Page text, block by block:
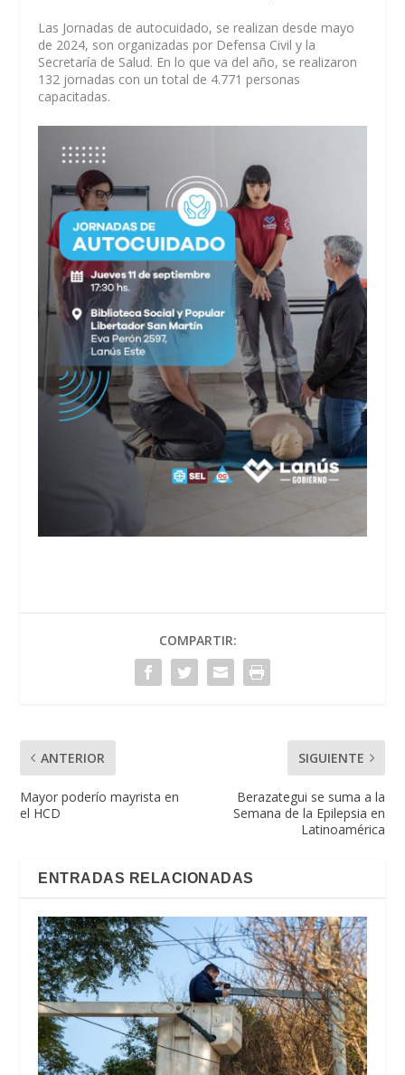
Las Jornadas de autocuidado, se realizan desde mayo
de 2024, son organizadas por Defensa Civil y la
Secretaría de Salud. En lo que va del año, se realizaron
132 jornadas con un total de 4.771 personas
capacitadas.
COMPARTIR:
ANTERIOR
Mayor poderío mayrista en
el HCD
SIGUIENTE
Berazategui se suma a la
Semana de la Epilepsia en
Latinoamérica
ENTRADAS RELACIONADAS